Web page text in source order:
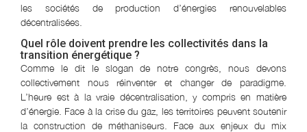
les sociétés de production d’énergies renouvelables
décentralisées.
Quel rôle doivent prendre les collectivités dans la
transition énergétique ?
Comme le dit le slogan de notre congrès, nous devons
collectivement nous réinventer et changer de paradigme.
L’heure est à la vraie décentralisation, y compris en matière
d’énergie. Face à la crise du gaz, les territoires peuvent soutenir
la construction de méthaniseurs. Face aux enjeux du mix